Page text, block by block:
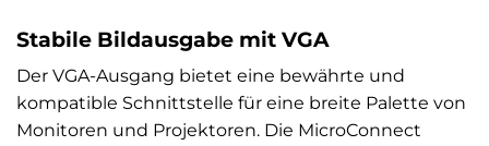
Stabile Bildausgabe mit VGA
Der VGA-Ausgang bietet eine bewährte und
kompatible Schnittstelle für eine breite Palette von
Monitoren und Projektoren. Die MicroConnect